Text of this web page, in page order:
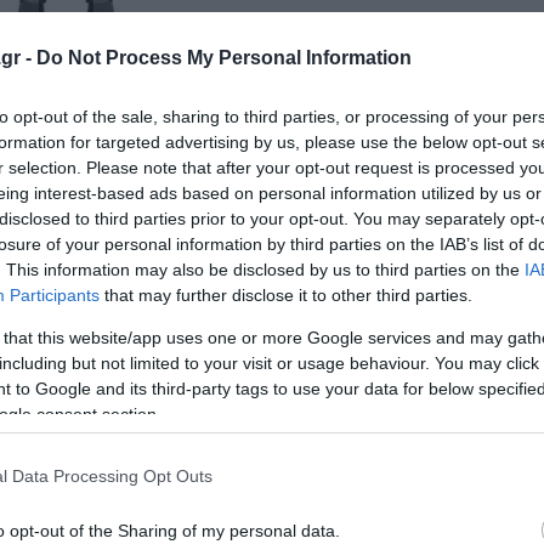
- Do Not Process My Personal Information
opt-out of the sale, sharing to third parties, or processing of your
for targeted advertising by us, please use the below opt-out
selection. Please note that after your opt-out request is processed
interest-based ads based on personal information utilized by us
to third parties prior to your opt-out. You may separately
of your personal information by third parties on the IAB’s list of
This information may also be disclosed by us to third parties on the
Participants that may further disclose it to other third parties.
that this website/app uses one or more Google services and may
but not limited to your visit or usage behaviour. You may
to Google and its third-party tags to use your data for below
consent section.
Data Processing Opt Outs
opt-out of the Sharing of my personal data.
και περισσότερο- σημαντική για αυτά τα συστήματα,
μεγάλους, αφηρημένους όρους, η συναίνεση μεταξύ
χρόνια από την περίοδο που τα ρομπότ θα είναι ικανά
ανθρώπινους συναδέλφους τους.
δεν μπορούν να μάθουν γρήγορα εργασίες. Η Sanctuary,
να αυτοματοποιεί νέες εργασίες σε λιγότερο από 24